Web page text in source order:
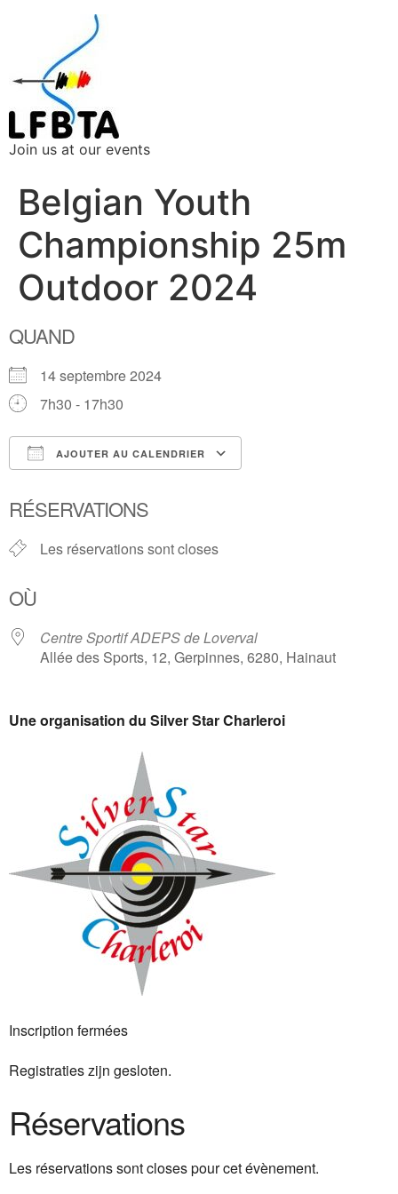
Join us at our events
Belgian Youth
Championship 25m
Outdoor 2024
QUAND
14 septembre 2024
7h30 - 17h30
AJOUTER AU CALENDRIER
RÉSERVATIONS
Les réservations sont closes
OÙ
Centre Sportif ADEPS de Loverval
Allée des Sports, 12, Gerpinnes, 6280, Hainaut
Une organisation du Silver Star Charleroi
Inscription fermées
Registraties zijn gesloten.
Réservations
Les réservations sont closes pour cet évènement.